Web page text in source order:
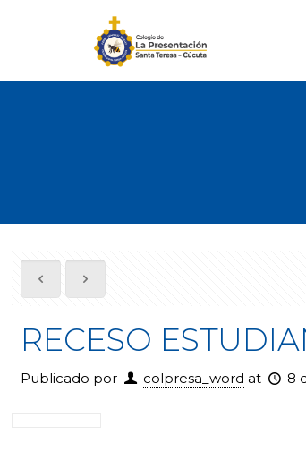
RECESO
Publicado por colpresa_word at 8